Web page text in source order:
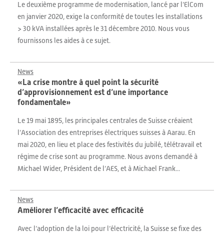
Le deuxième programme de modernisation, lancé par l’ElCom
en janvier 2020, exige la conformité de toutes les installations
> 30 kVA installées après le 31 décembre 2010. Nous vous
fournissons les aides à ce sujet.
News
«La crise montre à quel point la sécurité
d’approvisionnement est d’une importance
fondamentale»
Le 19 mai 1895, les principales centrales de Suisse créaient
l’Association des entreprises électriques suisses à Aarau. En
mai 2020, en lieu et place des festivités du jubilé, télétravail et
régime de crise sont au programme. Nous avons demandé à
Michael Wider, Président de l’AES, et à Michael Frank...
News
Améliorer l’efficacité avec efficacité
Avec l’adoption de la loi pour l’électricité, la Suisse se fixe des